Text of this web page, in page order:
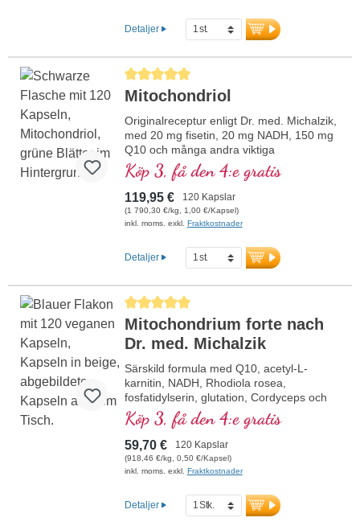
Detaljer
Genomsnittligt betyg på 5 av 5 stjärnor
Mitochondriol
Originalreceptur enligt Dr. med. Michalzik,
med 20 mg fisetin, 20 mg NADH, 150 mg
Q10 och många andra viktiga
mitokondriestödjande ämnen. Med
biotillgänglighetsförstärkaren D-Pinitol.
Kapselhöljen veganska och utan PEG och
karragen samt aluminiumfri försegling,
mitokondriell GCP-1α-aktivator, utan
inom vitalämnen och över 20 års
produktionserfarenhet.
Köp 3, få den 4:e gratis
119,95 € 120 Kapslar
(1 790,30 €/kg, 1,00 €/Kapsel)
inkl. moms. exkl. Fraktkostnader
Detaljer
Genomsnittligt betyg på 5 av 5 stjärnor
Mitochondrium forte nach
Dr. med. Michalzik
Särskild formula med Q10, acetyl-L-
karnitin, NADH, Rhodiola rosea,
fosfatidylserin, glutation, Cordyceps och
koppar, som bidrar till en normal
energiomsättning (i form av ATP i
cellandningskedjan).
Köp 3, få den 4:e gratis
59,70 € 120 Kapslar
(918,46 €/kg, 0,50 €/Kapsel)
inkl. moms. exkl. Fraktkostnader
Detaljer